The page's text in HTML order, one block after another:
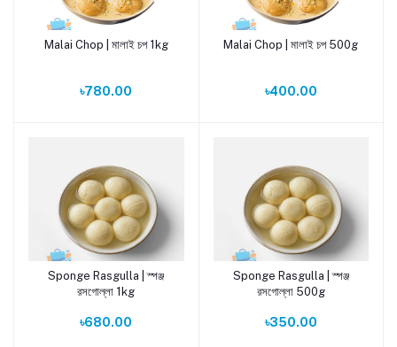
Add to cart Malai Chop | মালাই চপ 1kg
৳780.00
Add to cart Malai Chop | মালাই চপ 500g
৳400.00
Add to cart
Sponge Rasgulla | স্পঞ্জ
রসগোল্লা 1kg
৳680.00
Add to cart
Sponge Rasgulla | স্পঞ্জ
রসগোল্লা 500g
৳350.00